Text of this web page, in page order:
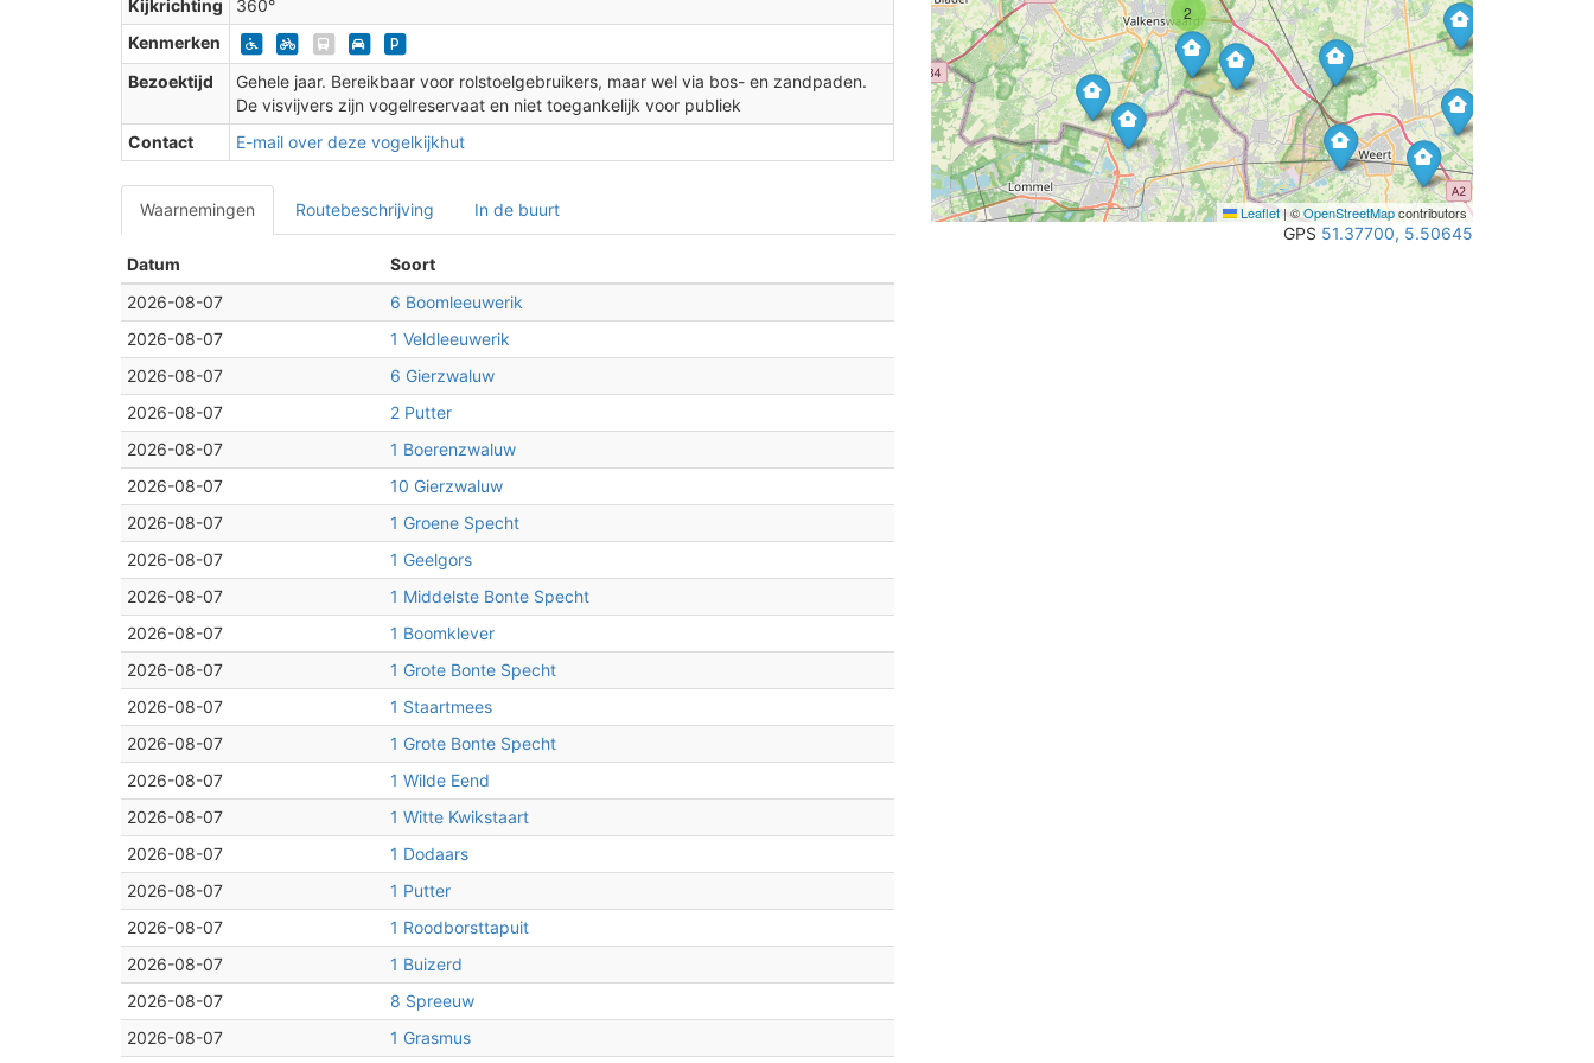
Kijkrichting
360°
Kenmerken
Bezoektijd
Gehele jaar. Bereikbaar voor rolstoelgebruikers, maar wel via bos- en zandpaden.
De visvijvers zijn vogelreservaat en niet toegankelijk voor publiek
Contact
E-mail over deze vogelkijkhut
Waarnemingen Routebeschrijving In de buurt
Datum
Soort
2026-08-07
6 Boomleeuwerik
2026-08-07
1 Veldleeuwerik
2026-08-07
6 Gierzwaluw
2026-08-07
2 Putter
2026-08-07
1 Boerenzwaluw
2026-08-07
10 Gierzwaluw
2026-08-07
1 Groene Specht
2026-08-07
1 Geelgors
2026-08-07
1 Middelste Bonte Specht
2026-08-07
1 Boomklever
2026-08-07
1 Grote Bonte Specht
2026-08-07
1 Staartmees
2026-08-07
1 Grote Bonte Specht
2026-08-07
1 Wilde Eend
2026-08-07
1 Witte Kwikstaart
2026-08-07
1 Dodaars
2026-08-07
1 Putter
2026-08-07
1 Roodborsttapuit
2026-08-07
1 Buizerd
2026-08-07
8 Spreeuw
2026-08-07
1 Grasmus
2
Leaflet |©OpenStreetMapcontributors
GPS 51.37700, 5.50645